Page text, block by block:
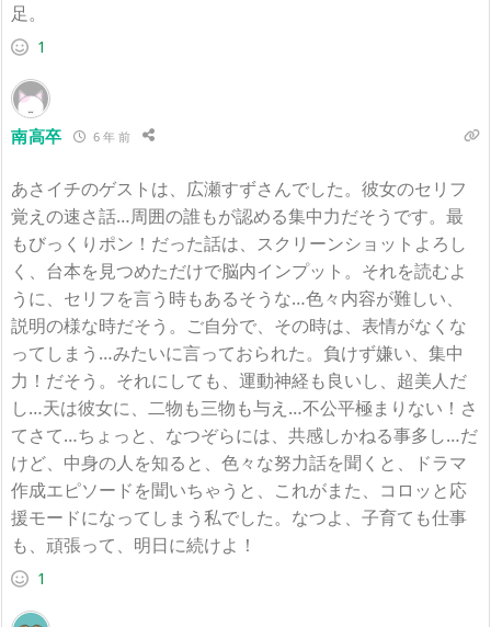
足。
1
南高卒 6 年 前
あさイチのゲストは、広瀬すずさんでした。彼女のセリフ
覚えの速さ話…周囲の誰もが認める集中力だそうです。最
もびっくりポン！だった話は、スクリーンショットよろし
く、台本を見つめただけで脳内インプット。それを読むよ
うに、セリフを言う時もあるそうな…色々内容が難しい、
説明の様な時だそう。ご自分で、その時は、表情がなくな
ってしまう…みたいに言っておられた。負けず嫌い、集中
力！だそう。それにしても、運動神経も良いし、超美人だ
し…天は彼女に、二物も三物も与え…不公平極まりない！さ
てさて…ちょっと、なつぞらには、共感しかねる事多し…だ
けど、中身の人を知ると、色々な努力話を聞くと、ドラマ
作成エピソードを聞いちゃうと、これがまた、コロッと応
援モードになってしまう私でした。なつよ、子育ても仕事
も、頑張って、明日に続けよ！
1